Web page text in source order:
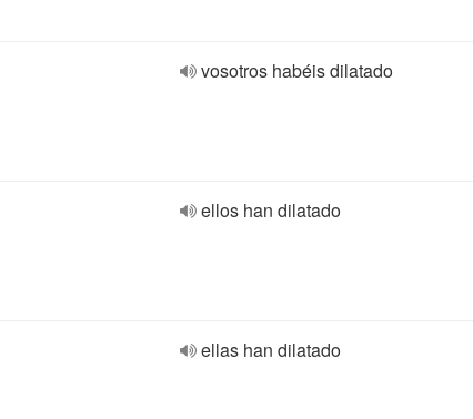
vosotros habéis dilatado
ellos han dilatado
ellas han dilatado